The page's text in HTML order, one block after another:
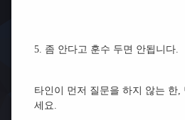
5. 좀 안다고 훈수 두면 안됩니다.
타인이 먼저 질문을 하지 않는 한,
세요.